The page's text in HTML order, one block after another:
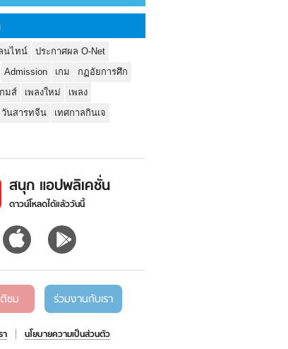
นไทน์
ประกาศผล O-Net
Admission เกม
กฏอัยการศึก
กมส์ เพลงใหม่
เพลง
วันสารทจีน
เทศกาลกินเจ
สนุก แอปพลิเคชั่น
ดาวน์โหลดได้แล้ววันนี้
ชม ร่วมงานกับเรา
า
นโยบายความเป็นส่วนตัว